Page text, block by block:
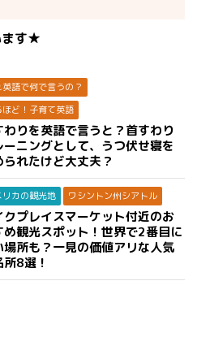
ます★
英語で何で言うの？
ほど！子育て英語
わりを英語で言うと？首すわり
ーニングとして、うつ伏せ寝を
られたけど大丈夫？
リカの観光地 ワシントン州シアトル
クプレイスマーケット付近のお
め観光スポット！世界で2番目に
場所も？一見の価値アリな人気
所8選！